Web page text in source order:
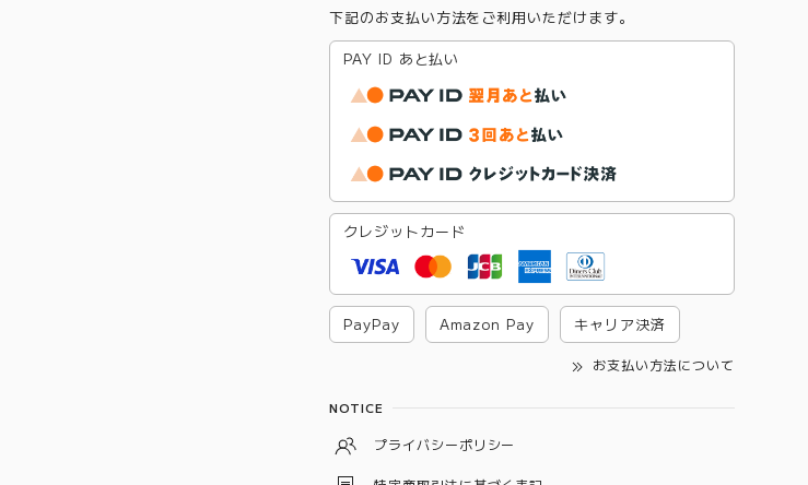
下記のお支払い方法をご利用いただけます。
PAY ID あと払い
クレジットカード
PayPay Amazon Pay キャリア決済
お支払い方法について
NOTICE
プライバシーポリシー